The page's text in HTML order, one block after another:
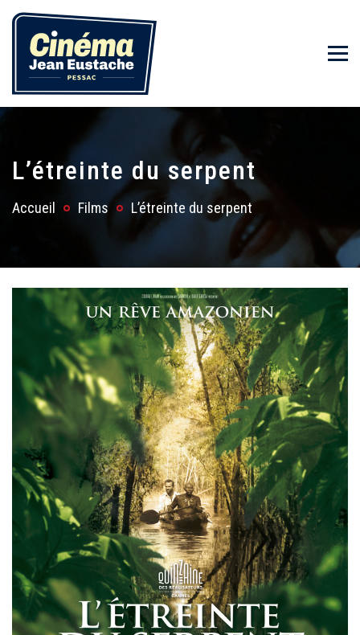
L’étreinte du serpent
Accueil Films L’étreinte du serpent